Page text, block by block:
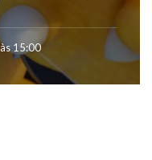
15:00